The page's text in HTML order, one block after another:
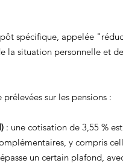
spécifique, appelée
situation personnelle et
sur les pensions :
: une cotisation de 3,55 %
y compris
un certain plafond,